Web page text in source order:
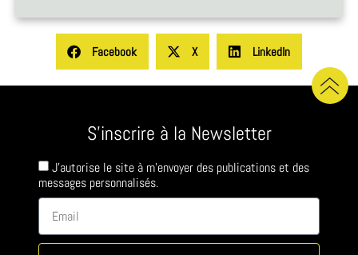
Facebook X LinkedIn
S'inscrire à la Newsletter
J'autorise le site à m'envoyer des publications et des
messages personnalisés.